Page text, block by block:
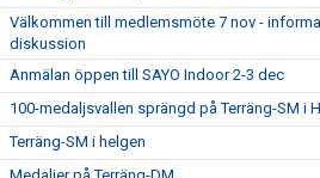
Välkommen till medlemsmöte 7 nov -
diskussion
Anmälan öppen till SAYO Indoor 2-3 dec
100-medaljsvallen sprängd på Terräng-SM i
Terräng-SM i helgen